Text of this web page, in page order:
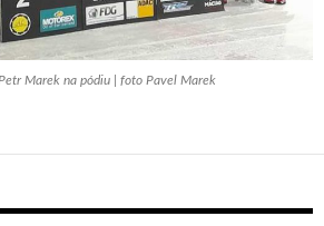
Marek na pódiu | foto Pavel Marek